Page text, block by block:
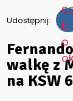
Udostępnij:
walkę z
na KSW